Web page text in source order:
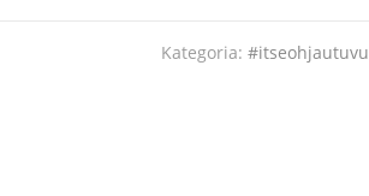
Kategoria: